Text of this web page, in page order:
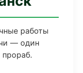
работы
— один